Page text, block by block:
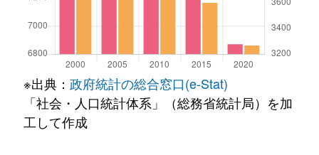
※出典： 政府統計の総合窓口(e-Stat)
「社会・人口統計体系」（総務省統計局）を加
工して作成